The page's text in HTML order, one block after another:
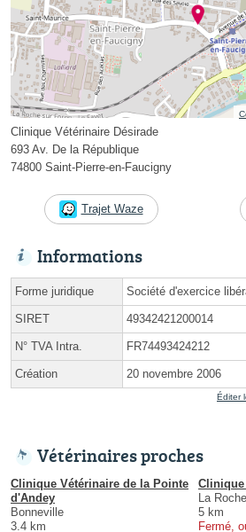
Clinique Vétérinaire Désirade
693 Av. De la République
74800 Saint-Pierre-en-Faucigny
Trajet Waze
Informations
Forme juridique Société d'exercice
SIRET 49342421200014
N° TVA Intra. FR74493424212
Création 20 novembre 2006
Éditer
Vétérinaires proches
Clinique Vétérinaire de la Pointe
d'Andey
Bonneville
3.4 km
La
5 km
Fermé,